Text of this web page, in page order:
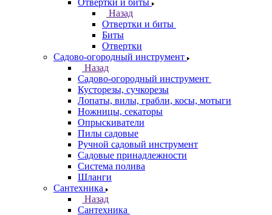
Отвертки и биты
Назад
Отвертки и биты
Биты
Отвертки
Садово-огородный инструмент
Назад
Садово-огородный инструмент
Кусторезы, сучкорезы
Лопаты, вилы, грабли, косы, мотыги
Ножницы, секаторы
Опрыскиватели
Пилы садовые
Ручной садовый инструмент
Садовые принадлежности
Система полива
Шланги
Сантехника
Назад
Сантехника